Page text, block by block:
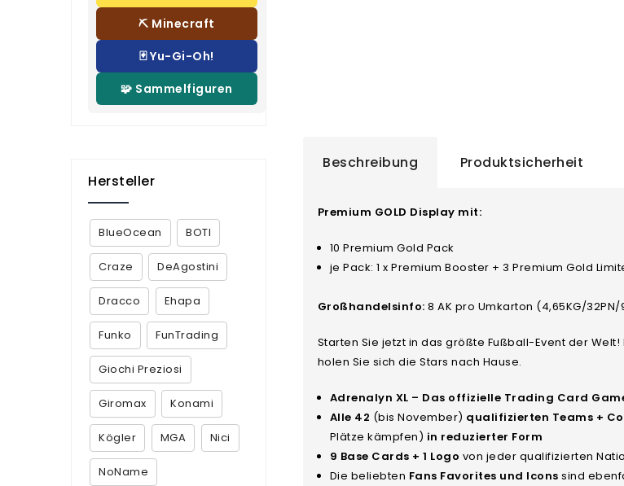
Beschreibung Produktsicherheit
Premium GOLD Display mit:
10 Premium Gold Pack
je Pack: 1 x Premium Booster + 3 Premium Gold
Großhandelsinfo: 8 AK pro Umkarton (4,65KG/32PN/
Starten Sie jetzt in das größte Fußball-Event der
holen Sie sich die Stars nach Hause.
Adrenalyn XL – Das offizielle Trading Card
Alle 42 (bis November) qualifizierten Teams +
Plätze kämpfen) in reduzierter Form
9 Base Cards + 1 Logo von jeder qualifizierten
Die beliebten Fans Favorites und Icons sind
⛏️ Minecraft
🃏 Yu-Gi-Oh!
🧩 Sammelfiguren
Hersteller
BlueOcean BOTI
Craze DeAgostini
Dracco Ehapa
Funko FunTrading
Giochi Preziosi
Giromax Konami
Kögler MGA Nici
NoName